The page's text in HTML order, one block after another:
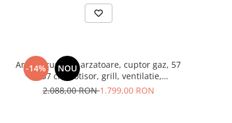
-14% NOU
Aragaz rustic, 4 arzatoare, cuptor gaz, 57
x 57 cm, rotisor, grill, ventilatie,
aprindere electrica, gratare fonta, negru
2.088,00 RON1.799,00 RON